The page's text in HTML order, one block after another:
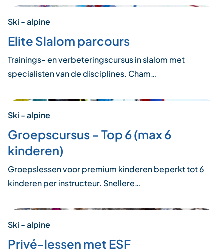
Ski - alpine
Elite Slalom parcours
Trainings- en verbeteringscursus in slalom met
specialisten van de disciplines. Cham…
Ski - alpine
Groepscursus – Top 6 (max 6
kinderen)
Groepslessen voor premium kinderen beperkt tot 6
kinderen per instructeur. Snellere…
Ski - alpine
Privé-lessen met ESF